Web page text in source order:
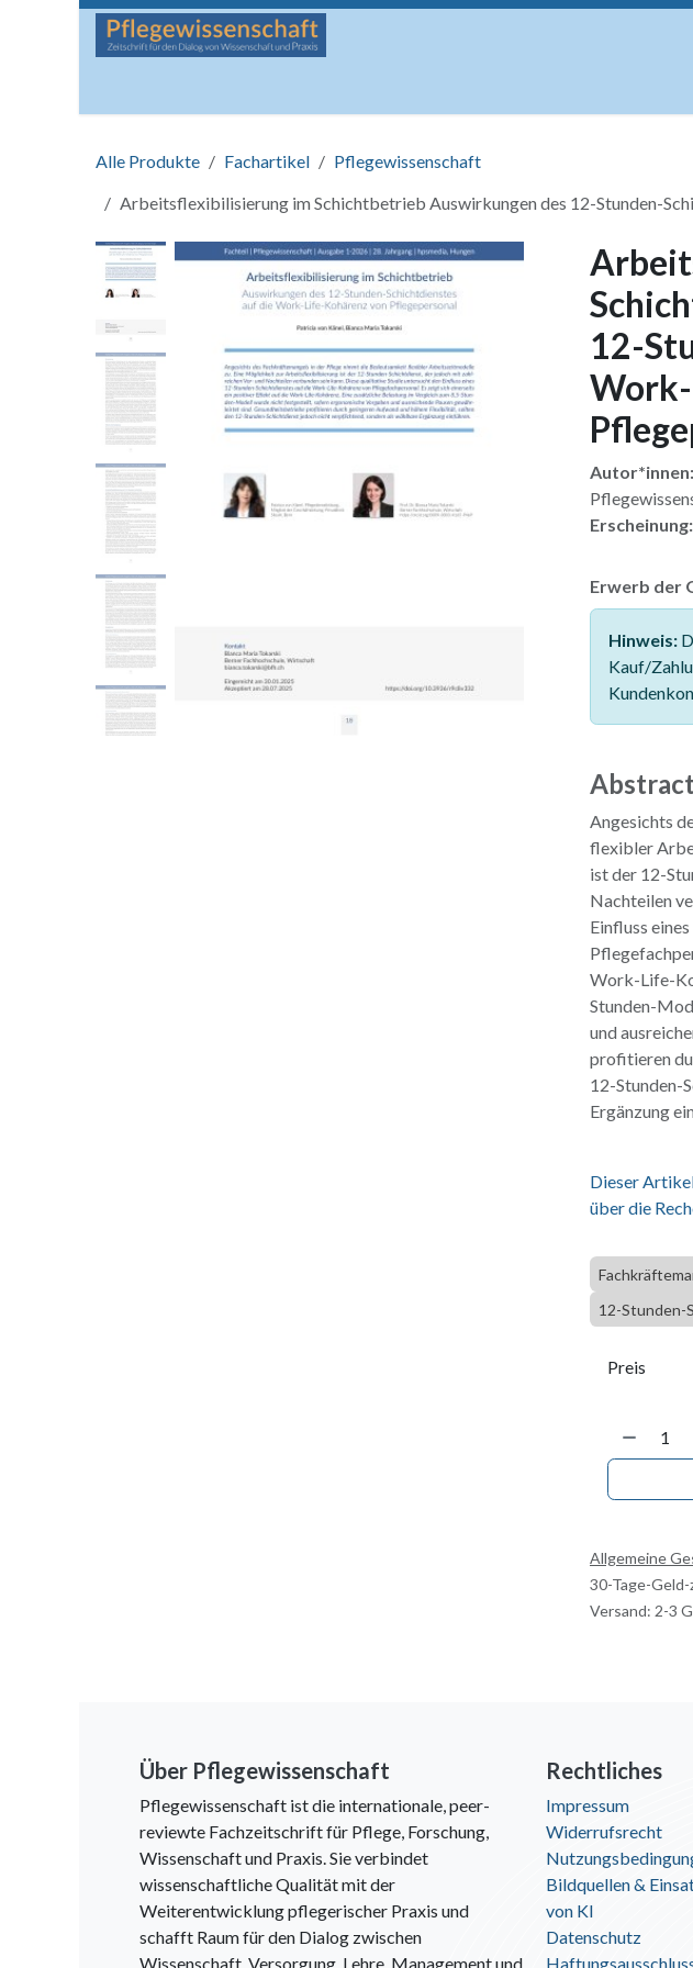
Zum Inhalt springen
Alle Produkte Fachartikel
Pflegewissenschaft
Arbeitsflexibilisierung im Schichtbetrieb Auswirkungen des 12-Stunden-
12-
Autor*innen:
Erscheinung:
Erwerb der
Hinweis:
Kauf/
Angesichts
flexibler
ist der 12-
Nachteilen
Einfluss
Work-Life-
Stunden-
und
profitieren
12-Stunden-
Ergänzung
Dieser
über die
12-Stunden-
Preis
Allgemeine
30-Tage-
Versand: 2-3
Über Pflegewissenschaft
Pflegewissenschaft ist die internationale, peer-
reviewte Fachzeitschrift für Pflege, Forschung,
Wissenschaft und Praxis. Sie verbindet
wissenschaftliche Qualität mit der
Weiterentwicklung pflegerischer Praxis und
schafft Raum für den Dialog zwischen
Wissenschaft, Versorgung, Lehre, Management und
Rechtliches
Impressum
Widerrufsrecht
Bildquellen &
von KI
Datenschutz